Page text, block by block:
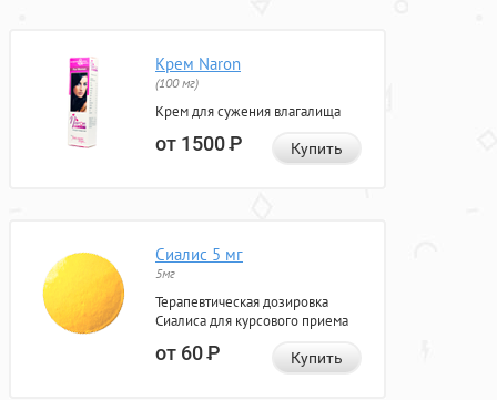
Крем Naron
(100 мг)
Крем для сужения влагалища
от 1500Р Купить
Сиалис 5 мг
5мг
Терапевтическая дозировка
Сиалиса для курсового приема
от 60Р Купить